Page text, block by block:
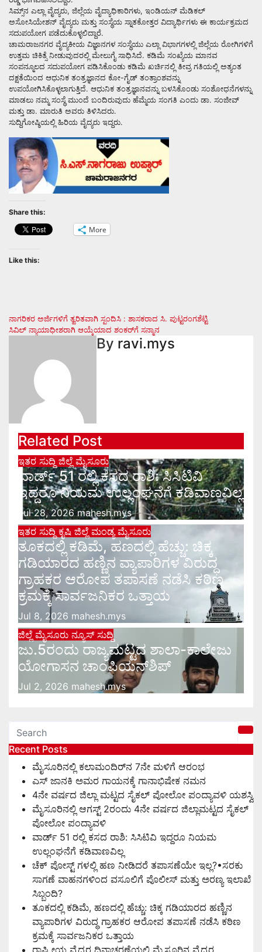
ಸಿಮ್ಸ್‌ನ ಎಲ್ಲಾ ವೈದ್ಯರು, ಜಿಲ್ಲೆಯ ವೈದ್ಯಾಧಿಕಾರಿಗಳು, ಇಂಡಿಯನ್ ಮೆಡಿಕಲ್
ಅಸೋಸಿಯೇಶನ್ ವೈದ್ಯರು ಮತ್ತು ಸಂಸ್ಥೆಯ ಸ್ನಾತಕೋತ್ತರ ವಿದ್ಯಾರ್ಥಿಗಳು ಈ ಕಾರ್ಯಕ್ರಮದ
ಸದುಪಯೋಗ ಪಡೆದುಕೊಳ್ಳಲಿದ್ದಾರೆ.
ಚಾಮರಾಜನಗರ ವೈದ್ಯಕೀಯ ವಿಜ್ಞಾನಗಳ ಸಂಸ್ಥೆಯು ಎಲ್ಲಾ ವಿಭಾಗಗಳಲ್ಲಿ ಜಿಲ್ಲೆಯ ರೋಗಿಗಳಿಗೆ
ಉತ್ತಮ ಚಿಕಿತ್ಸೆ ನೀಡುವುದರಲ್ಲಿ ಮೇಲುಗೈ ಸಾಧಿಸಿದೆ. ಕಡಿಮೆ ಸಂಖ್ಯೆಯ ಮಾನವ
ಸಂಪನ್ಮೂಲದ ಸದುಪಯೋಗ ಪಡಿಸಿಕೊಂಡು ಕಡಿಮೆ ಖರ್ಚಿನಲ್ಲಿ ತೀವ್ರ ಗತಿಯಲ್ಲಿ ಅತ್ಯಂತ
ದಕ್ಷತೆಯಿಂದ ಆಧುನಿಕ ತಂತ್ರಜ್ಞಾನದ ಕೋ-ಗೈಡ್ ತಂತ್ರಾಂಶವನ್ನು
ಉಪಯೋಗಿಸಿಕೊಳ್ಳಲಾಗುತ್ತಿದೆ. ಆಧುನಿಕ ತಂತ್ರಜ್ಞಾನವನ್ನು ಬಳಸಿಕೊಂಡು ಸಂಶೋಧನೆಗಳನ್ನು
ಮಾಡಲು ನಮ್ಮ ಸಂಸ್ಥೆ ಮುಂದೆ ಬಂದಿರುವುದು ಹೆಮ್ಮೆಯ ಸಂಗತಿ ಎಂದು ಡಾ. ಸಂಜೀವ್
ಮತ್ತು ಡಾ. ಮಾರುತಿ ಅವರು ತಿಳಿಸಿದರು.
ಸುದ್ದಿಗೋಷ್ಠಿಯಲ್ಲಿ ಹಿರಿಯ ವೈದ್ಯರು ಇದ್ದರು.
Share this:
More
Like this:
Post
navigation
ನಾಗರಿಕರ ಅರ್ಜಿಗಳಿಗೆ ತ್ವರಿತವಾಗಿ ಸ್ಪಂದಿಸಿ : ಶಾಸಕರಾದ ಸಿ. ಪುಟ್ಟರಂಗಶೆಟ್ಟಿ
ಸಿವಿಲ್ ನ್ಯಾಯಾಧೀಶರಾಗಿ ಆಯ್ಕೆಯಾದ ಶಂಕರ್‌ಗೆ ಸನ್ಮಾನ
By ravi.mys
Related Post
ಇತರ ಸುದ್ದಿ ಜಿಲ್ಲೆ ಮೈಸೂರು
ವಾರ್ಡ್ 51 ರಲ್ಲಿ ಕಸದ ರಾಶಿ: ಸಿಸಿಟಿವಿ
ಇದ್ದರೂ ನಿಯಮ ಉಲ್ಲಂಘನೆಗೆ ಕಡಿವಾಣವಿಲ್ಲ
Jul 28, 2026mahesh.mys
ಇತರ ಸುದ್ದಿ ಕೃಷಿ ಜಿಲ್ಲೆ ಮಂಡ್ಯಮೈಸೂರು
ತೂಕದಲ್ಲಿ ಕಡಿಮೆ, ಹಣದಲ್ಲಿ ಹೆಚ್ಚು: ಚಿಕ್ಕ
ಗಡಿಯಾರದ ಹಣ್ಣಿನ ವ್ಯಾಪಾರಿಗಳ ವಿರುದ್ಧ
ಗ್ರಾಹಕರ ಆರೋಪ ತಪಾಸಣೆ ನಡೆಸಿ ಕಠಿಣ
ಕ್ರಮಕ್ಕೆ ಸಾರ್ವಜನಿಕರ ಒತ್ತಾಯ
Jul 8, 2026 mahesh.mys
ಜಿಲ್ಲೆ ಮೈಸೂರು ನ್ಯೂಸ್ ಸುದ್ದಿ
ಜು.5ರಂದು ರಾಜ್ಯಮಟ್ಟದ ಶಾಲಾ-ಕಾಲೇಜು
ಯೋಗಾಸನ ಚಾಂಪಿಯನ್‌ಶಿಪ್
Jul 2, 2026 mahesh.mys
Recent Posts
ಮೈಸೂರಿನಲ್ಲಿ ಕಲಾಮಂದಿರ್‌ನ 7ನೇ ಮಳಿಗೆ ಆರಂಭ
ಎಸ್ ಜಾನಕಿ ಅಮರ ಗಾಯನಕ್ಕೆ ಗಾನಾಭಿಷೇಕ ನಮನ
4ನೇ ವರ್ಷದ ಜಿಲ್ಲಾ ಮಟ್ಟದ ಸೈಕಲ್ ಪೋಲೋ ಪಂದ್ಯಾವಳಿ ಯಶಸ್ವಿ
ಮೈಸೂರಿನಲ್ಲಿ ಆಗಸ್ಟ್‌ 2ರಂದು 4ನೇ ವರ್ಷದ ಜಿಲ್ಲಾಮಟ್ಟದ ಸೈಕಲ್
ಪೋಲೋ ಪಂದ್ಯಾವಳಿ
ವಾರ್ಡ್ 51 ರಲ್ಲಿ ಕಸದ ರಾಶಿ: ಸಿಸಿಟಿವಿ ಇದ್ದರೂ ನಿಯಮ
ಉಲ್ಲಂಘನೆಗೆ ಕಡಿವಾಣವಿಲ್ಲ
ಚೆಕ್ ಪೋಸ್ಟ್ ಗಳಲ್ಲಿ ಹಣ ನೀಡಿದರೆ ತಪಾಸಣೆಯೇ ಇಲ್ಲ?•ಸರಕು
ಸಾಗಣೆ ವಾಹನಗಳಿಂದ ವಸೂಲಿಗೆ ಪೊಲೀಸ್ ಮತ್ತು ಅರಣ್ಯ ಇಲಾಖೆ
ಸಿಬ್ಬಂದಿ?
ತೂಕದಲ್ಲಿ ಕಡಿಮೆ, ಹಣದಲ್ಲಿ ಹೆಚ್ಚು: ಚಿಕ್ಕ ಗಡಿಯಾರದ ಹಣ್ಣಿನ
ವ್ಯಾಪಾರಿಗಳ ವಿರುದ್ಧ ಗ್ರಾಹಕರ ಆರೋಪ ತಪಾಸಣೆ ನಡೆಸಿ ಕಠಿಣ
ಕ್ರಮಕ್ಕೆ ಸಾರ್ವಜನಿಕರ ಒತ್ತಾಯ